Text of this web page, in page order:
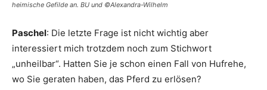
heimische Gefilde an. BU und ©Alexandra-Wilhelm
Paschel: Die letzte Frage ist nicht wichtig aber
interessiert mich trotzdem noch zum Stichwort
„unheilbar“. Hatten Sie je schon einen Fall von Hufrehe,
wo Sie geraten haben, das Pferd zu erlösen?